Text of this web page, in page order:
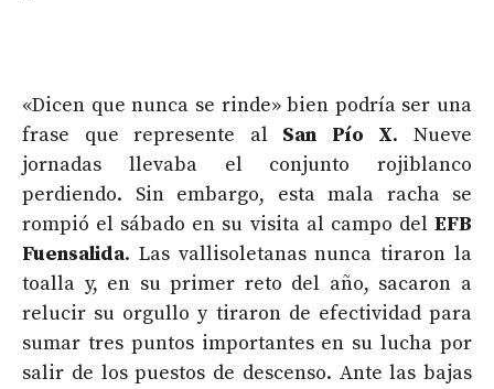
«Dicen que nunca se rinde» bien podría ser una
frase que represente al San Pío X. Nueve
jornadas llevaba el conjunto rojiblanco
perdiendo. Sin embargo, esta mala racha se
rompió el sábado en su visita al campo del EFB
Fuensalida. Las vallisoletanas nunca tiraron la
toalla y, en su primer reto del año, sacaron a
relucir su orgullo y tiraron de efectividad para
sumar tres puntos importantes en su lucha por
salir de los puestos de descenso. Ante las bajas